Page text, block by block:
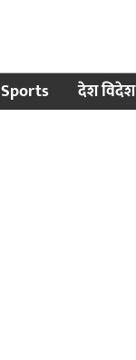
Sports देश विदेश